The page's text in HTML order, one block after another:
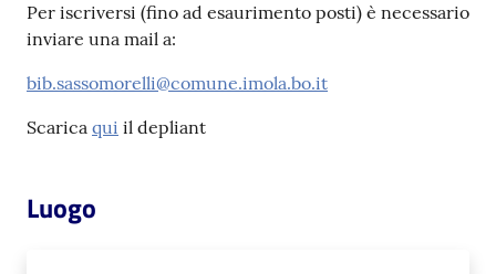
Piani
Archivio
storico
Patto
Per iscriversi (fino ad esaurimento posti) è necessario
inviare una mail a:
bib.sassomorelli@comune.imola.bo.it
Scarica qui il depliant
Luogo